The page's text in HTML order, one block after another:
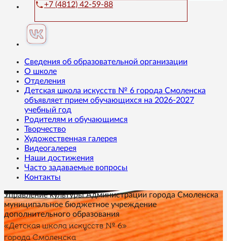
+7 (4812) 42-59-88
Сведения об образовательной организации
О школе
Отделения
Детская школа искусств № 6 города Смоленска
объявляет прием обучающихся на 2026-2027
учебный год
Родителям и обучающимся
Творчество
Художественная галерея
Видеогалерея
Наши достижения
Часто задаваемые вопросы
Контакты
Управление культуры Администрации города Смоленска
муниципальное бюджетное учреждение
дополнительного образования
«Детская школа искусств № 6»
города Смоленска